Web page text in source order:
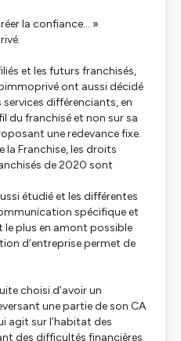
la confiance… »
et les futurs franchisés,
ont aussi décidé
différenciants, en
du franchisé et non sur sa
une redevance fixe.
la Franchise, les droits
de 2020 sont
étudié et les différentes
spécifique et
le plus en amont possible
d’entreprise permet de
choisi d’avoir un
une partie de son CA
agit sur l’habitat des
des difficultés financières